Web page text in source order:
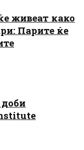
живеат како
Парите ќе